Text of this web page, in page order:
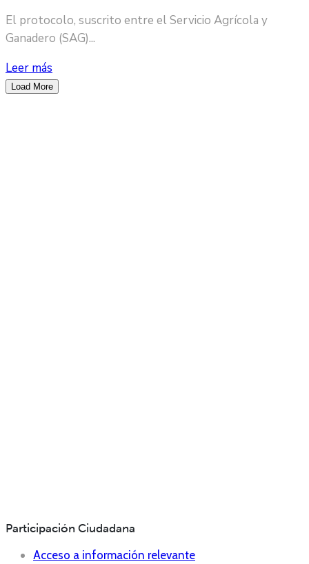
El protocolo, suscrito entre el Servicio Agrícola y
Ganadero (SAG)...
Leer más
Load More
Participación Ciudadana
Acceso a información relevante